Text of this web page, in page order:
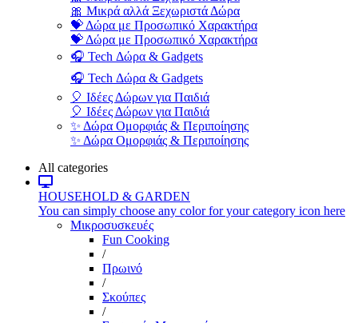
🎀 Μικρά αλλά Ξεχωριστά Δώρα
💝 Δώρα με Προσωπικό Χαρακτήρα
💝 Δώρα με Προσωπικό Χαρακτήρα
🎧 Tech Δώρα & Gadgets
🎧 Tech Δώρα & Gadgets
🎈 Ιδέες Δώρων για Παιδιά
🎈 Ιδέες Δώρων για Παιδιά
✨ Δώρα Ομορφιάς & Περιποίησης
✨ Δώρα Ομορφιάς & Περιποίησης
All categories
HOUSEHOLD & GARDEN
You can simply choose any color for your category icon here
Μικροσυσκευές
Fun Cooking
/
Πρωινό
/
Σκούπες
/